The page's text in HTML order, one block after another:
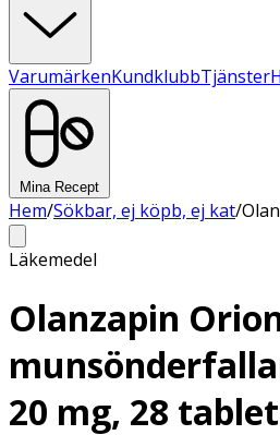
VarumärkenKundklubbTjänster
Mina Recept
Hem/Sökbar, ej köpb, ej kat/
Läkemedel
Olanzapin
20 mg, 28